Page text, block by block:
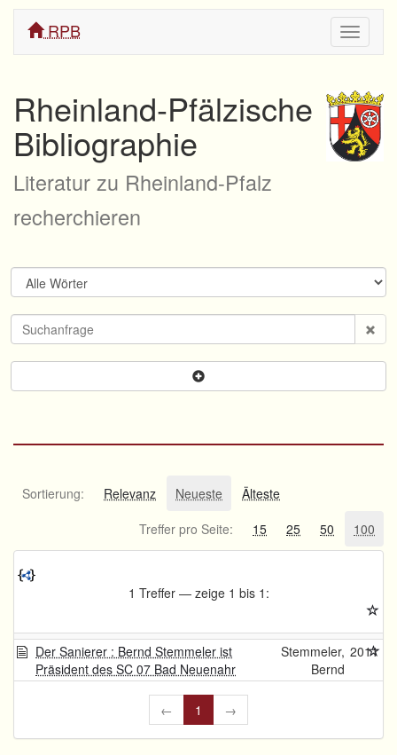
ein/
RPB
Rheinland-Pfälzische
Bibliographie
Literatur zu Rheinland-Pfalz
recherchieren
Sortierung: Relevanz Neueste
Älteste
Treffer pro Seite:
15 25 50 100
1 Treffer — zeige 1 bis 1:
Der Sanierer : Bernd Stemmeler ist
Präsident des SC 07 Bad Neuenahr
Stemmeler,
Bernd
2011
← 1 →